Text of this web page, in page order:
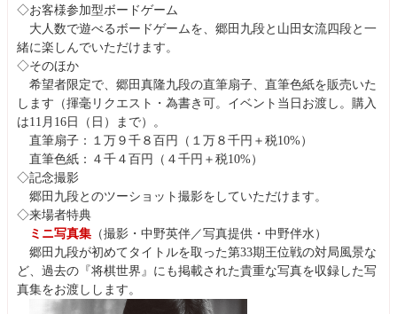
◇お客様参加型ボードゲーム
大人数で遊べるボードゲームを、郷田九段と山田女流四段と一
緒に楽しんでいただけます。
◇そのほか
希望者限定で、郷田真隆九段の直筆扇子、直筆色紙を販売いた
します（揮毫リクエスト・為書き可。イベント当日お渡し。購入
は11月16日（日）まで）。
直筆扇子：１万９千８百円（１万８千円＋税10%）
直筆色紙：４千４百円（４千円＋税10%）
◇記念撮影
郷田九段とのツーショット撮影をしていただけます。
◇来場者特典
ミニ写真集 （撮影・中野英伴／写真提供・中野伴水）
郷田九段が初めてタイトルを取った第33期王位戦の対局風景な
ど、過去の『将棋世界』にも掲載された貴重な写真を収録した写
真集をお渡しします。